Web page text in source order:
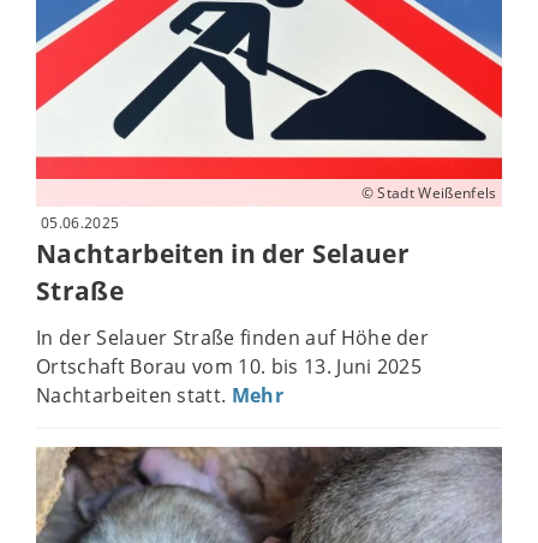
© Stadt Weißenfels
05.06.2025
Nachtarbeiten in der Selauer
Straße
In der Selauer Straße finden auf Höhe der
Ortschaft Borau vom 10. bis 13. Juni 2025
Nachtarbeiten statt. Mehr